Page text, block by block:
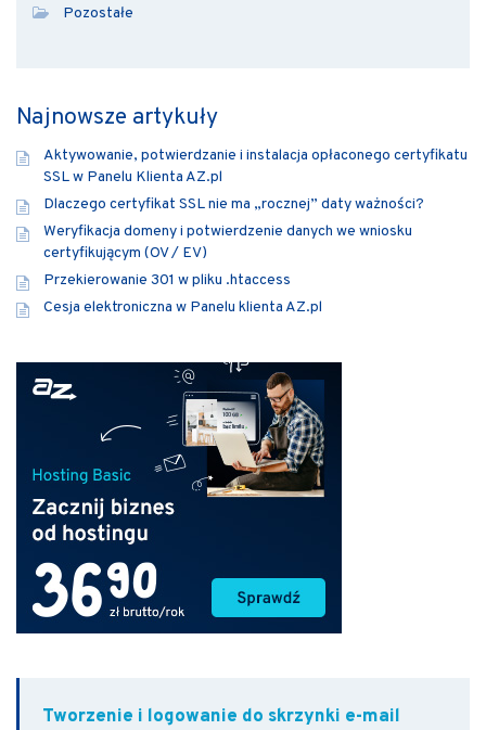
Pozostałe
Najnowsze artykuły
Aktywowanie, potwierdzanie i instalacja opłaconego certyfikatu
SSL w Panelu Klienta AZ.pl
Dlaczego certyfikat SSL nie ma „rocznej” daty ważności?
Weryfikacja domeny i potwierdzenie danych we wniosku
certyfikującym (OV / EV)
Przekierowanie 301 w pliku .htaccess
Cesja elektroniczna w Panelu klienta AZ.pl
Tworzenie i logowanie do skrzynki e-mail